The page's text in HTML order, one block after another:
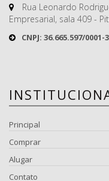
Rua Leonardo
Empresarial, sala 409 -
CNPJ: 36.665.597/0001-
Principal
Comprar
Alugar
Contato